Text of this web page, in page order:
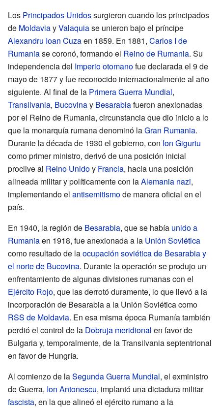
Los Principados Unidossurgieron cuando los principados
de MoldaviayValaquiase unieron bajo el príncipe
Alexandru Ioan Cuzaen 1859. En 1881, Carlos I de
Rumaniase coronó, formando el Reino de Rumania. Su
independencia del Imperio otomanofue declarada el 9 de
mayo de 1877 y fue reconocido internacionalmente al año
siguiente. Al final de la Primera Guerra Mundial,
Transilvania, Bucovinay Besarabiafueron anexionadas
por el Reino de Rumania, circunstancia que dio inicio a lo
que la monarquía rumana denominó laGran Rumania.
Durante la década de 1930 el gobierno, con Ion Gigurtu
como primer ministro, derivó de una posición inicial
proclive al Reino Unidoy Francia, hacia una posición
alineada militar y políticamente con laAlemania nazi,
implementando el antisemitismode manera oficial en el
país.
En 1940, la región de Besarabia, que se había unido a
Rumaniaen 1918, fue anexionada a la Unión Soviética
como resultado de laocupación soviética de Besarabia y
el norte de Bucovina. Durante la operación se produjo un
enfrentamiento de algunas divisiones rumanas con el
Ejército Rojo, que las derrotó duramente, lo que llevó a la
incorporación de Besarabia a la Unión Soviética como
RSS de Moldavia. En esa misma época Rumanía también
perdió el control de la Dobruja meridional en favor de
Bulgaria y, temporalmente, de la Transilvania septentrional
en favor de Hungría.
Al comienzo de laSegunda Guerra Mundial, el exministro
de Guerra, Ion Antonescu, implantó una dictadura militar
fascista, en la que alineó el ejército rumano a la